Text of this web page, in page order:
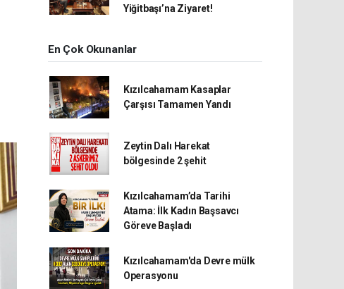
Yiğitbaşı’na Ziyaret!
En Çok Okunanlar
Kızılcahamam Kasaplar
Çarşısı Tamamen Yandı
Zeytin Dalı Harekat
bölgesinde 2 şehit
Kızılcahamam’da Tarihi
Atama: İlk Kadın Başsavcı
Göreve Başladı
Kızılcahamam'da Devre mülk
Operasyonu